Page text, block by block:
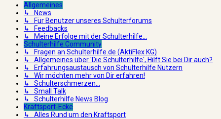
Allgemeines
↳ News
↳ Für Benutzer unseres Schulterforums
↳ Feedbacks
↳ Meine Erfolge mit der Schulterhilfe...
Schulterhilfe Community
↳ Fragen an Schulterhilfe.de (AktiFlex KG)
↳ Allgemeines über 'Die Schulterhilfe', Hilft Sie bei Dir auch?
↳ Erfahrungsaustausch von Schulterhilfe Nutzern
↳ Wir möchten mehr von Dir erfahren!
↳ Schulterschmerzen...
↳ Small Talk
↳ Schulterhilfe News Blog
Kraftsport-Ecke
↳ Alles Rund um den Kraftsport